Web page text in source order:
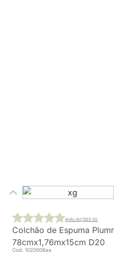
Colchão de Espuma
78cmx1,76mx15cm D20
Cod. 1020008aa
AVALIAÇÕES (0)